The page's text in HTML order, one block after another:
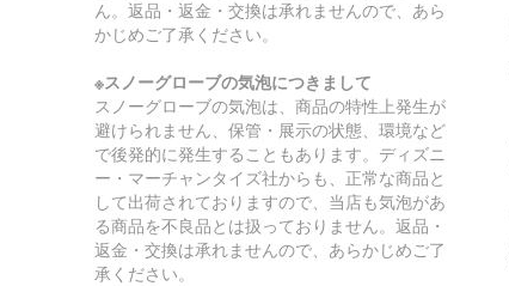
ん。返品・返金・交換は承れませんので、あら
かじめご了承ください。
※スノーグローブの気泡につきまして
スノーグローブの気泡は、商品の特性上発生が
避けられません、保管・展示の状態、環境など
で後発的に発生することもあります。ディズニ
ー・マーチャンタイズ社からも、正常な商品と
して出荷されておりますので、当店も気泡があ
る商品を不良品とは扱っておりません。返品・
返金・交換は承れませんので、あらかじめご了
承ください。